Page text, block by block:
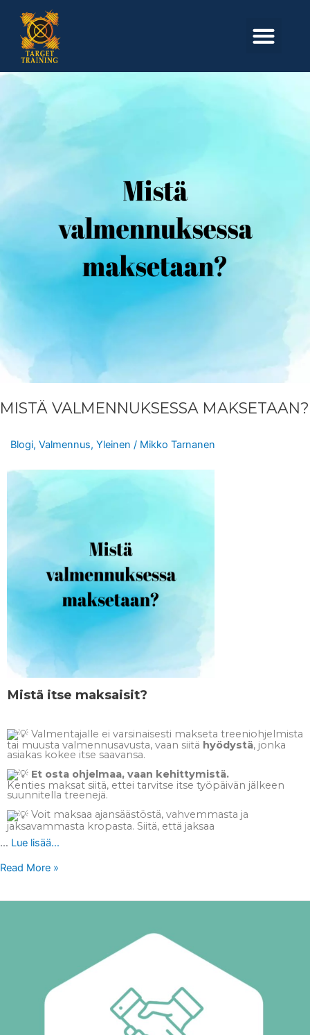
content
MISTÄ VALMENNUKSESSA MAKSETAAN?
Blogi, Valmennus, Yleinen / Mikko Tarnanen
Mistä itse maksaisit?
Valmentajalle ei varsinaisesti makseta treeniohjelmista
tai muusta valmennusavusta, vaan siitä hyödystä, jonka
asiakas kokee itse saavansa.
Et osta ohjelmaa, vaan kehittymistä.
Kenties maksat siitä, ettei tarvitse itse työpäivän jälkeen
suunnitella treenejä.
Voit maksaa ajansäästöstä, vahvemmasta ja
jaksavammasta kropasta. Siitä, että jaksaa
… Lue lisää...
MISTÄ
VALMENNUKSESSA
Read More »
pagination